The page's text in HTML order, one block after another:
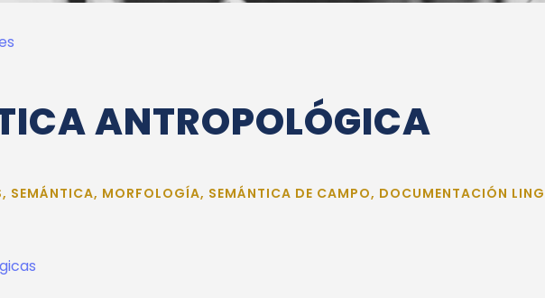
ANTROPOLÓGICA
SEMÁNTICA, MORFOLOGÍA, SEMÁNTICA DE CAMPO, DOCUMENTACIÓN